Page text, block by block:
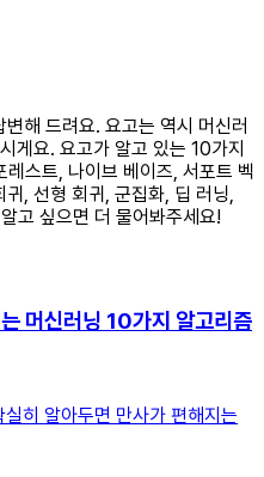
해 드려요. 요고는 역시 머신러
게요. 요고가 알고 있는 10가지
스트, 나이브 베이즈, 서포트 벡
, 선형 회귀, 군집화, 딥 러닝,
고 싶으면 더 물어봐주세요!
머신러닝 10가지 알고리즘
히 알아두면 만사가 편해지는